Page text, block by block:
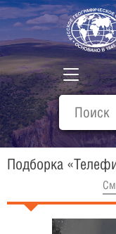
Все фильмы
Подборки
О проекте
Подборка